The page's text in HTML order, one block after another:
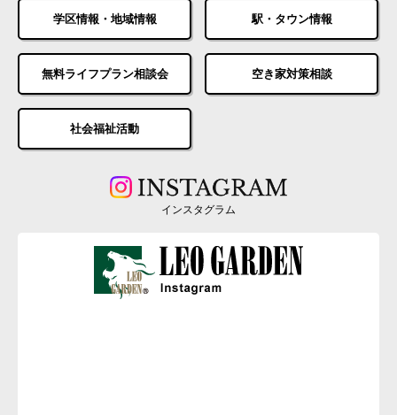
学区情報・地域情報 駅・タウン情報
無料ライフプラン相談会 空き家対策相談
社会福祉活動
インスタグラム